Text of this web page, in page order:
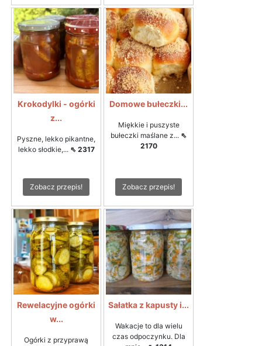
Krokodylki - ogórki
z...
Pyszne, lekko pikantne,
lekko słodkie,... ⇖ 2317
Zobacz przepis!
Domowe bułeczki...
Miękkie i puszyste
bułeczki maślane z... ⇖
2170
Zobacz przepis!
Rewelacyjne ogórki
w...
Ogórki z przyprawą
Sałatka z kapusty i...
Wakacje to dla wielu
czas odpoczynku. Dla